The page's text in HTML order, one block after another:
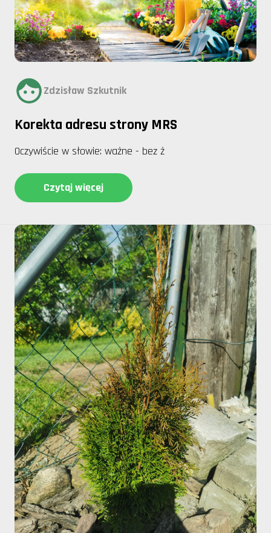
Zdzisław Szkutnik
Korekta adresu strony MRS
Oczywiście w słowie: ważne - bez ż
Czytaj więcej